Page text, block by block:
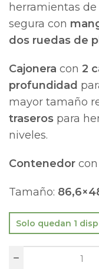
herramientas
segura con
dos ruedas de
Cajonera con 2
profundidad
mayor tamaño
traseros para
niveles.
Contenedor con
Tamaño:
Solo quedan 1